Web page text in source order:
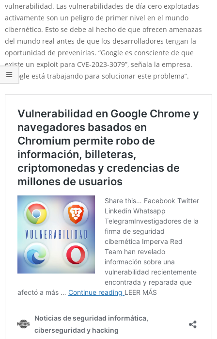
vulnerabilidad. Las vulnerabilidades de día cero explotadas
activamente son un peligro de primer nivel en el mundo
cibernético. Esto se debe al hecho de que ofrecen amenazas
del mundo real antes de que los desarrolladores tengan la
oportunidad de prevenirlas. “Google es consciente de que
existe un exploit para CVE-2023-3079”, señala la empresa.
“Google está trabajando para solucionar este problema”.